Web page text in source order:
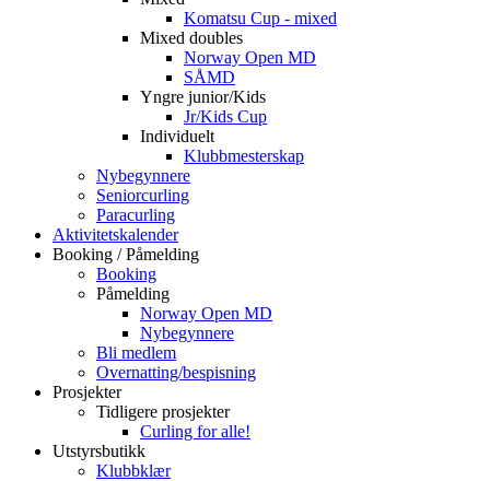
Komatsu Cup - mixed
Mixed doubles
Norway Open MD
SÅMD
Yngre junior/Kids
Jr/Kids Cup
Individuelt
Klubbmesterskap
Nybegynnere
Seniorcurling
Paracurling
Aktivitetskalender
Booking / Påmelding
Booking
Påmelding
Norway Open MD
Nybegynnere
Bli medlem
Overnatting/bespisning
Prosjekter
Tidligere prosjekter
Curling for alle!
Utstyrsbutikk
Klubbklær